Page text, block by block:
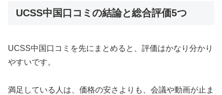
UCSS中国口コミの結論と総合評価5つ
UCSS中国口コミを先にまとめると、評価はかなり分かり
やすいです。
満足している人は、価格の安さよりも、会議や動画が止ま